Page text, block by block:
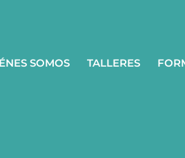
SOMOS TALLERES